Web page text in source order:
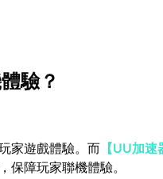
驗？
家遊戲體驗。而 【UU加速
保障玩家聯機體驗。